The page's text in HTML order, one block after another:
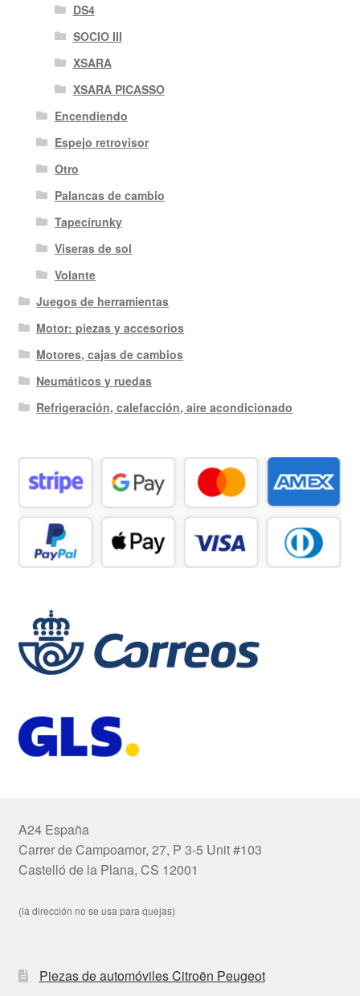
DS4
SOCIO III
XSARA
XSARA PICASSO
Encendiendo
Espejo retrovisor
Otro
Palancas de cambio
Tapecírunky
Viseras de sol
Volante
Juegos de herramientas
Motor: piezas y accesorios
Motores, cajas de cambios
Neumáticos y ruedas
Refrigeración, calefacción, aire acondicionado
A24 España
Carrer de Campoamor, 27, P 3-5 Unit #103
Castelló de la Plana, CS 12001
(la dirección no se usa para quejas)
Piezas de automóviles Citroën Peugeot